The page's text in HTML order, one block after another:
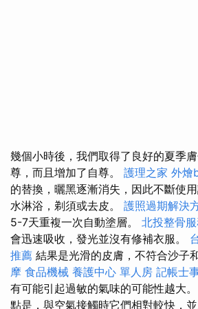
幾個小時後，我們取得了良好的夏季
尊，而且增加了自尊。 護理之家 外燴
的替換，曬黑逐漸消失，因此不斷使
水淋浴，剃須或去皮。 護照過期解決
5-7天重複一次自動塗層。 北投整骨
會迅速吸收，發光並沒有修補衣服。
推薦 結果是光滑的皮膚，不符合沙子
摩 食品機械 養護中心 單人房 記帳士
有可能引起過敏的氣味的可能性越大
點是，與空氣接觸時它們相對較快，